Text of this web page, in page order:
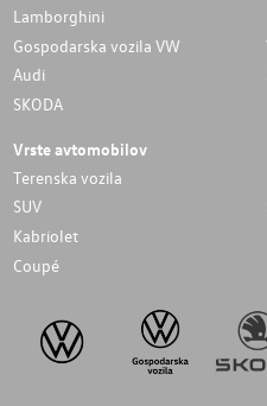
Lamborghini
Gospodarska vozila VW
Audi
SKODA
Vrste avtomobilov
Terenska vozila
SUV
Kabriolet
Coupé